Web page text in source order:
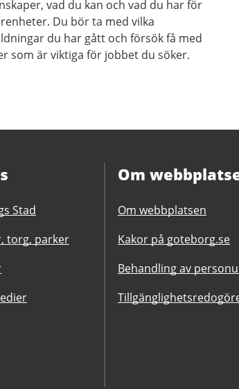
vad du kan och vad du har för
Du bör ta med vilka
du har gått och försök få med
som är viktiga för jobbet du söker.
Stad
torg, parker
Om
Om webbplatsen
Kakor på goteborg.se
Behandling av